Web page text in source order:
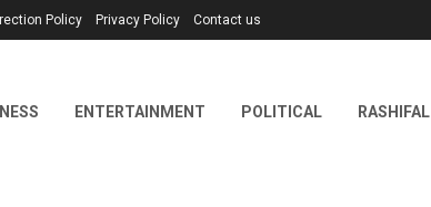
Policy Privacy Policy Contact us
ENTERTAINMENT POLITICAL RASHIFAL